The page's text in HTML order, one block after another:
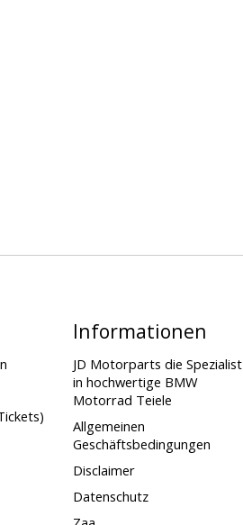
Informationen
JD Motorparts die Spezialist
in hochwertige BMW
Motorrad Teiele
Allgemeinen
Geschäftsbedingungen
Disclaimer
Datenschutz